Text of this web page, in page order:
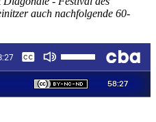
auch nachfolgende 60-